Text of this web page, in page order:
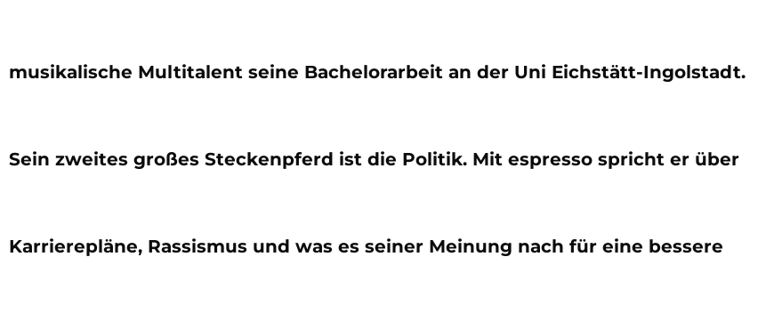
musikalische Multitalent seine Bachelorarbeit an der Uni Eichstätt-Ingolstadt.
Sein zweites großes Steckenpferd ist die Politik. Mit espresso spricht er über
Karrierepläne, Rassismus und was es seiner Meinung nach für eine bessere